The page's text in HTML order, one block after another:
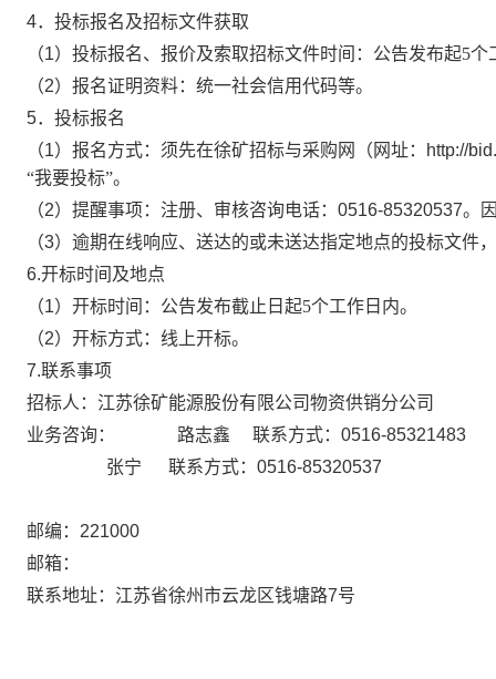
4．投标报名及招标文件获取
（1）投标报名、报价及索取招标文件时间：公告发布起5个
（2）报名证明资料：统一社会信用代码等。
5．投标报名
（1）报名方式：须先在徐矿招标与采购网（网址：http://
“我要投标”。
（2）提醒事项：注册、审核咨询电话：0516-85320537。
（3）逾期在线响应、送达的或未送达指定地点的投标文件
6.开标时间及地点
（1）开标时间：公告发布截止日起5个工作日内。
（2）开标方式：线上开标。
7.联系事项
招标人：江苏徐矿能源股份有限公司物资供销分公司
业务咨询：
路志鑫 联系方式： 0516-85321483
张宁
联系方式： 0516-85320537
邮编： 221000
邮箱：
联系地址：江苏省徐州市云龙区钱塘路7号